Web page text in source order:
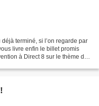
terminé, si l’on regarde par
livre enfin le billet promis
à Direct 8 sur le thème des